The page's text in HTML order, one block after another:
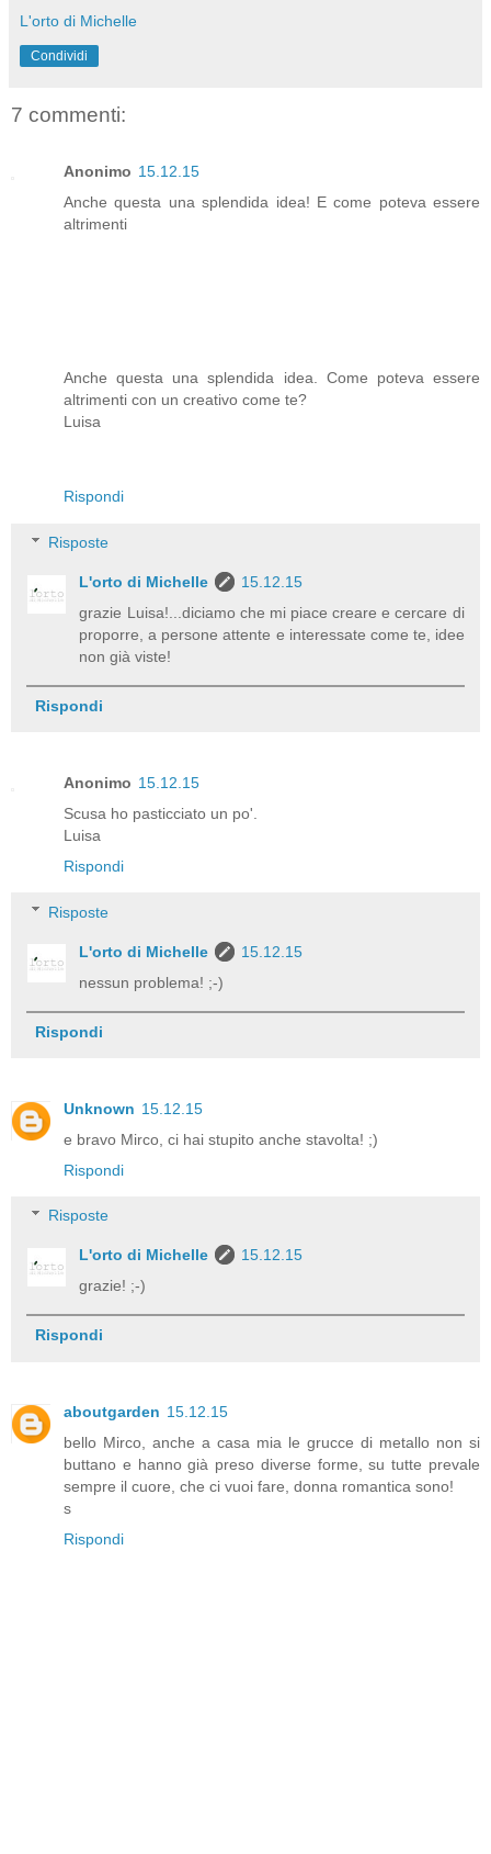
L'orto di Michelle
Condividi
7 commenti:
Anonimo 15.12.15
Anche questa una splendida idea! E come poteva essere
altrimenti
Anche questa una splendida idea. Come poteva essere
altrimenti con un creativo come te?
Luisa
Rispondi
Risposte
L'orto di Michelle
15.12.15
grazie Luisa!...diciamo che mi piace creare e cercare di
proporre, a persone attente e interessate come te, idee
non già viste!
Rispondi
Anonimo 15.12.15
Scusa ho pasticciato un po'.
Luisa
Rispondi
Risposte
L'orto di Michelle
15.12.15
nessun problema! ;-)
Rispondi
Unknown 15.12.15
e bravo Mirco, ci hai stupito anche stavolta! ;)
Rispondi
Risposte
L'orto di Michelle
15.12.15
grazie! ;-)
Rispondi
aboutgarden 15.12.15
bello Mirco, anche a casa mia le grucce di metallo non si
buttano e hanno già preso diverse forme, su tutte prevale
sempre il cuore, che ci vuoi fare, donna romantica sono!
s
Rispondi